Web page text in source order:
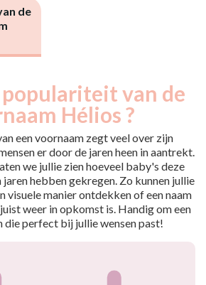
de
van de
Hélios ?
een voornaam zegt veel over zijn
er door de jaren heen in aantrekt.
we jullie zien hoeveel baby's deze
hebben gekregen. Zo kunnen jullie
visuele manier ontdekken of een naam
weer in opkomst is. Handig om een
die perfect bij jullie wensen past!